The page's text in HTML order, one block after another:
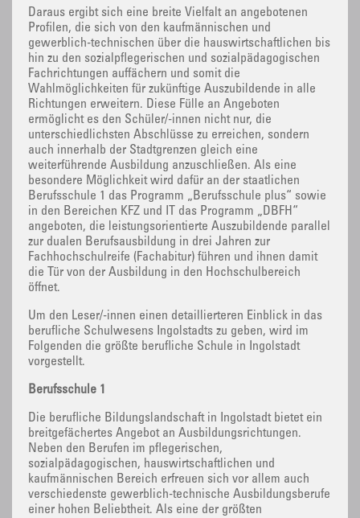
Daraus ergibt sich eine breite Vielfalt an angebotenen
Profilen, die sich von den kaufmännischen und
gewerblich-technischen über die hauswirtschaftlichen bis
hin zu den sozialpflegerischen und sozialpädagogischen
Fachrichtungen auffächern und somit die
Wahlmöglichkeiten für zukünftige Auszubildende in alle
Richtungen erweitern. Diese Fülle an Angeboten
ermöglicht es den Schüler/-innen nicht nur, die
unterschiedlichsten Abschlüsse zu erreichen, sondern
auch innerhalb der Stadtgrenzen gleich eine
weiterführende Ausbildung anzuschließen. Als eine
besondere Möglichkeit wird dafür an der staatlichen
Berufsschule 1 das Programm „Berufsschule plus“ sowie
in den Bereichen KFZ und IT das Programm „DBFH“
angeboten, die leistungsorientierte Auszubildende parallel
zur dualen Berufsausbildung in drei Jahren zur
Fachhochschulreife (Fachabitur) führen und ihnen damit
die Tür von der Ausbildung in den Hochschulbereich
öffnet.
Um den Leser/-innen einen detaillierteren Einblick in das
berufliche Schulwesens Ingolstadts zu geben, wird im
Folgenden die größte berufliche Schule in Ingolstadt
vorgestellt.
Berufsschule 1
Die berufliche Bildungslandschaft in Ingolstadt bietet ein
breitgefächertes Angebot an Ausbildungsrichtungen.
Neben den Berufen im pflegerischen,
sozialpädagogischen, hauswirtschaftlichen und
kaufmännischen Bereich erfreuen sich vor allem auch
verschiedenste gewerblich-technische Ausbildungsberufe
einer hohen Beliebtheit. Als eine der größten